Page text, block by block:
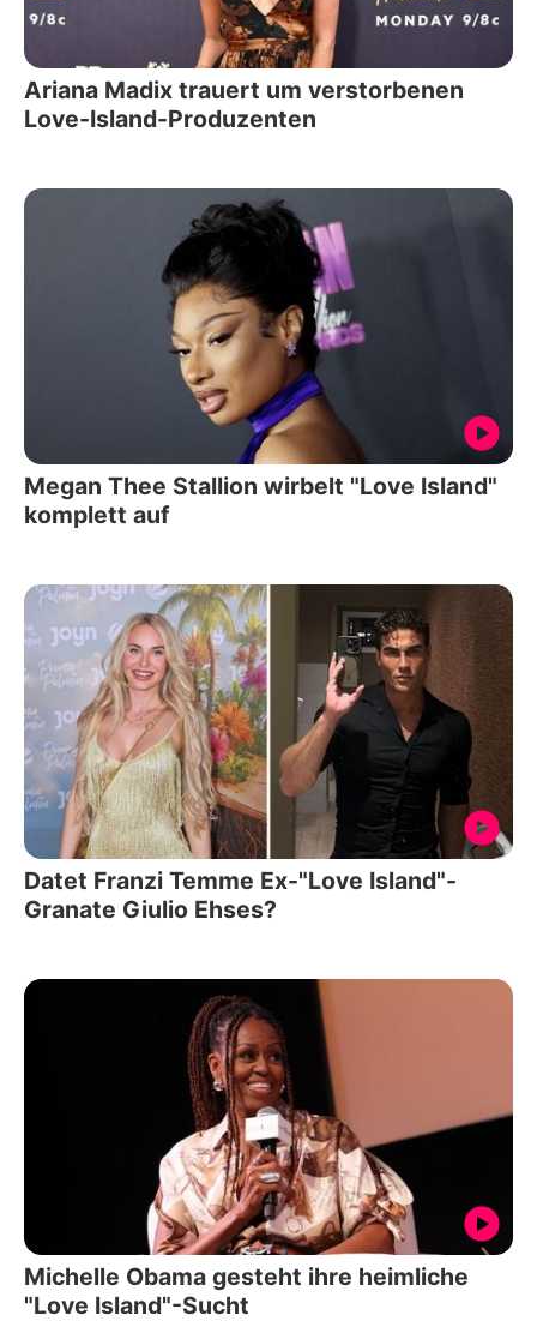
Ariana Madix trauert um verstorbenen
Love-Island-Produzenten
Megan Thee Stallion wirbelt "Love Island"
komplett auf
Datet Franzi Temme Ex-"Love Island"-
Granate Giulio Ehses?
Michelle Obama gesteht ihre heimliche
"Love Island"-Sucht